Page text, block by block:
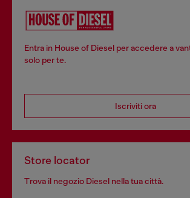
Entra in House of Diesel per accedere a
solo per te.
Iscriviti ora
Store locator
Trova il negozio Diesel nella tua città.